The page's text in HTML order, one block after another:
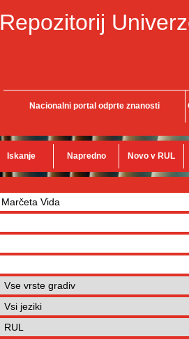
Repozitorij
Nacionalni portal odprte znanosti
Iskanje Napredno Novo v RUL